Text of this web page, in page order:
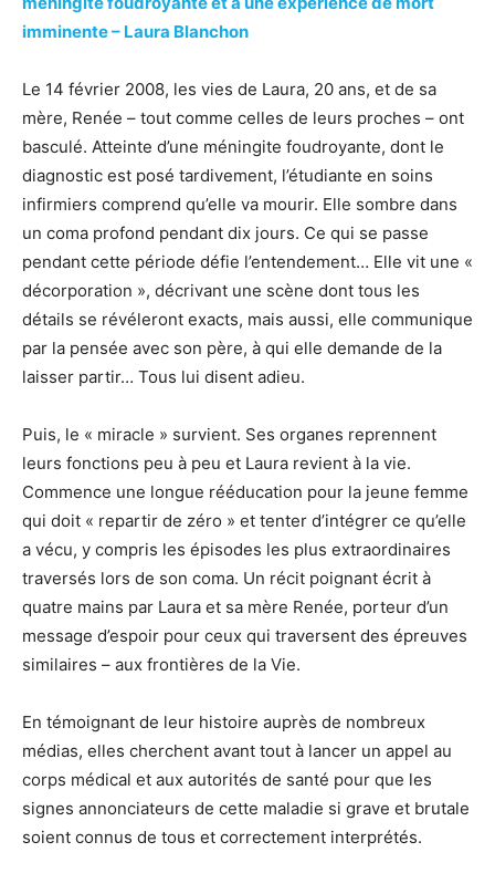
imminente – Laura Blanchon
Le 14 février 2008, les vies de Laura, 20 ans, et de sa
mère, Renée – tout comme celles de leurs proches – ont
basculé. Atteinte d’une méningite foudroyante, dont le
diagnostic est posé tardivement, l’étudiante en soins
infirmiers comprend qu’elle va mourir. Elle sombre dans
un coma profond pendant dix jours. Ce qui se passe
pendant cette période défie l’entendement… Elle vit une «
décorporation », décrivant une scène dont tous les
détails se révéleront exacts, mais aussi, elle communique
par la pensée avec son père, à qui elle demande de la
laisser partir… Tous lui disent adieu.
Puis, le « miracle » survient. Ses organes reprennent
leurs fonctions peu à peu et Laura revient à la vie.
Commence une longue rééducation pour la jeune femme
qui doit « repartir de zéro » et tenter d’intégrer ce qu’elle
a vécu, y compris les épisodes les plus extraordinaires
traversés lors de son coma. Un récit poignant écrit à
quatre mains par Laura et sa mère Renée, porteur d’un
message d’espoir pour ceux qui traversent des épreuves
similaires – aux frontières de la Vie.
En témoignant de leur histoire auprès de nombreux
médias, elles cherchent avant tout à lancer un appel au
corps médical et aux autorités de santé pour que les
signes annonciateurs de cette maladie si grave et brutale
soient connus de tous et correctement interprétés.